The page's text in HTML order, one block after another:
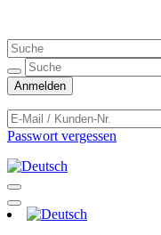
Anmelden
Passwort vergessen